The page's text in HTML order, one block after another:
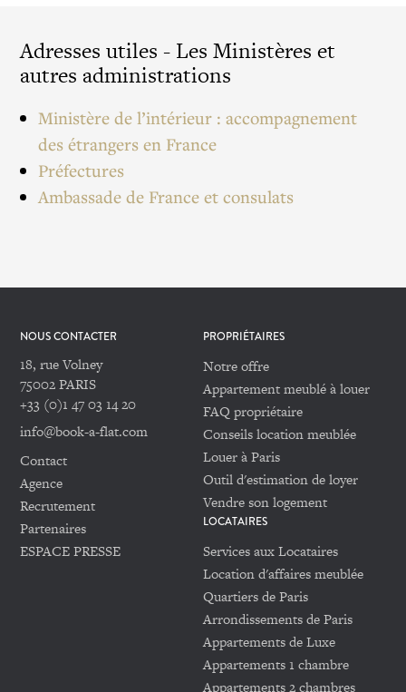
Adresses utiles - Les Ministères et
autres administrations
Ministère de l’intérieur : accompagnement
des étrangers en France
Préfectures
Ambassade de France et consulats
NOUS CONTACTER
18, rue Volney
75002 PARIS
+33 (0)1 47 03 14 20
info@book-a-flat.com
Contact
Agence
Recrutement
Partenaires
ESPACE PRESSE
PROPRIÉTAIRES
Notre offre
Appartement meublé à louer
FAQ propriétaire
Conseils location meublée
Louer à Paris
Outil d'estimation de loyer
Vendre son logement
LOCATAIRES
Services aux Locataires
Location d'affaires meublée
Quartiers de Paris
Arrondissements de Paris
Appartements de Luxe
Appartements 1 chambre
Appartements 2 chambres